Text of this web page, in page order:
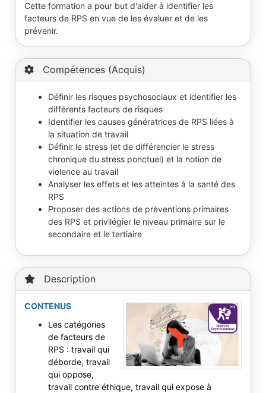
Cette formation a pour but d'aider à identifier les
facteurs de RPS en vue de les évaluer et de les
prévenir.
Compétences (Acquis)
Définir les risques psychosociaux et identifier les
différents facteurs de risques
Identifier les causes génératrices de RPS liées à
la situation de travail
Définir le stress (et de différencier le stress
chronique du stress ponctuel) et la notion de
violence au travail
Analyser les effets et les atteintes à la santé des
RPS
Proposer des actions de préventions primaires
des RPS et privilégier le niveau primaire sur le
secondaire et le tertiaire
Description
CONTENUS
Les catégories
de facteurs de
RPS : travail qui
déborde, travail
qui oppose,
travail contre éthique, travail qui expose à